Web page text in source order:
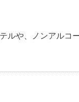
や、ノンアルコ